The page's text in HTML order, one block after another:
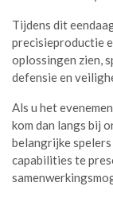
Tijdens dit
precisieproductie
oplossingen zien,
defensie en
Als u het
kom dan langs bij
belangrijke
capabilities te